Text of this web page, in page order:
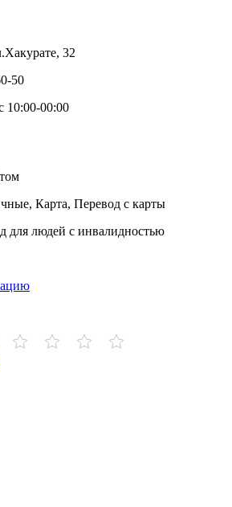
32
50
10:00-00:00
Карта, Перевод с карты
для людей с инвалидностью